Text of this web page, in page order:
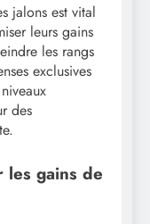
jalons est vital
leurs gains
les rangs
exclusives
des
les gains de